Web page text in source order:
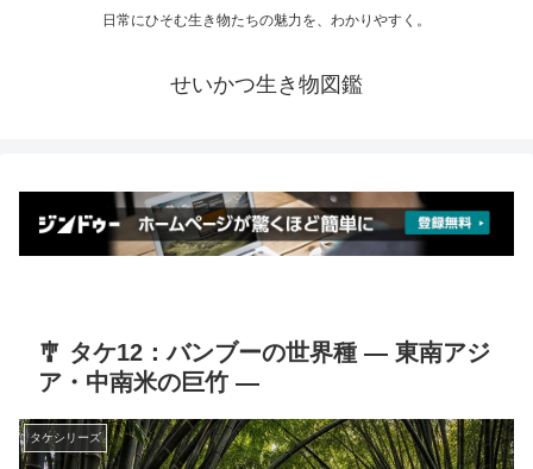
日常にひそむ生き物たちの魅力を、わかりやすく。
せいかつ生き物図鑑
🎐 タケ12：バンブーの世界種 ― 東南アジ
ア・中南米の巨竹 ―
タケシリーズ